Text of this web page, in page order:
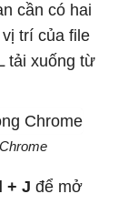
cần có hai
trí của file
tải xuống từ
+ J để mở